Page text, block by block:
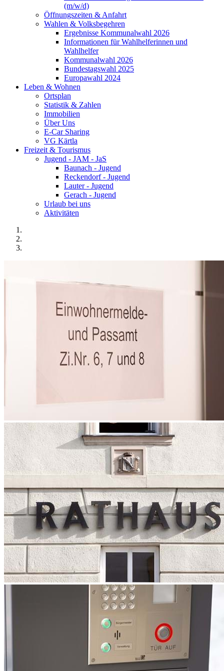
(m/w/d)
Öffnungszeiten & Anfahrt
Wahlen & Volksbegehren
Ergebnisse Kommunalwahl 2026
Informationen für Wahlhelferinnen und
Wahlhelfer
Kommunalwahl 2026
Bundestagswahl 2025
Europawahl 2024
Leben & Wohnen
Ortsplan
Statistik & Zahlen
Immobilien
Über Uns
E-Car Sharing
VG Kärtla
Freizeit & Tourismus
Jugend - JAM - JaS
Baunach - Jugend
Reckendorf - Jugend
Lauter - Jugend
Gerach - Jugend
Urlaub bei uns
Aktivitäten